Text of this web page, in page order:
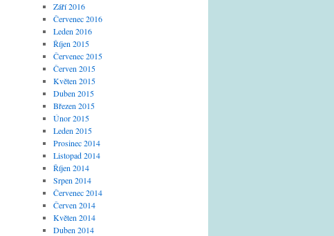
Září 2016
Červenec 2016
Leden 2016
Říjen 2015
Červenec 2015
Červen 2015
Květen 2015
Duben 2015
Březen 2015
Únor 2015
Leden 2015
Prosinec 2014
Listopad 2014
Říjen 2014
Srpen 2014
Červenec 2014
Červen 2014
Květen 2014
Duben 2014